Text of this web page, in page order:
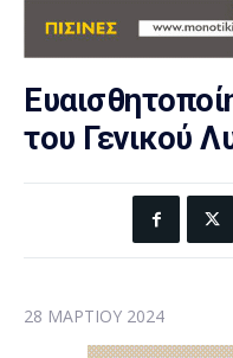
του Γενικού
28 ΜΑΡΤΊΟΥ 2024